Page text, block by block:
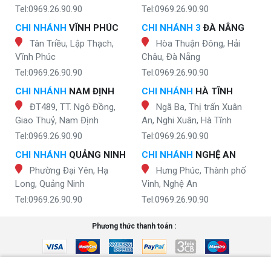
Tel:0969.26.90.90
CHI NHÁNH VĨNH PHÚC
Tân Triều, Lập Thạch,
Vĩnh Phúc
Tel:0969.26.90.90
CHI NHÁNH NAM ĐỊNH
ĐT489, TT. Ngô Đồng,
Giao Thuỷ, Nam Định
Tel:0969.26.90.90
CHI NHÁNH QUẢNG NINH
Phường Đại Yên, Hạ
Long, Quảng Ninh
Tel:0969.26.90.90
Tel:0969.26.90.90
CHI NHÁNH 3 ĐÀ NẴNG
Hòa Thuận Đông, Hải
Châu, Đà Nẵng
Tel:0969.26.90.90
CHI NHÁNH HÀ TĨNH
Ngã Ba, Thị trấn Xuân
An, Nghi Xuân, Hà Tĩnh
Tel:0969.26.90.90
CHI NHÁNH NGHỆ AN
Hưng Phúc, Thành phố
Vinh, Nghệ An
Tel:0969.26.90.90
Phương thức thanh toán :